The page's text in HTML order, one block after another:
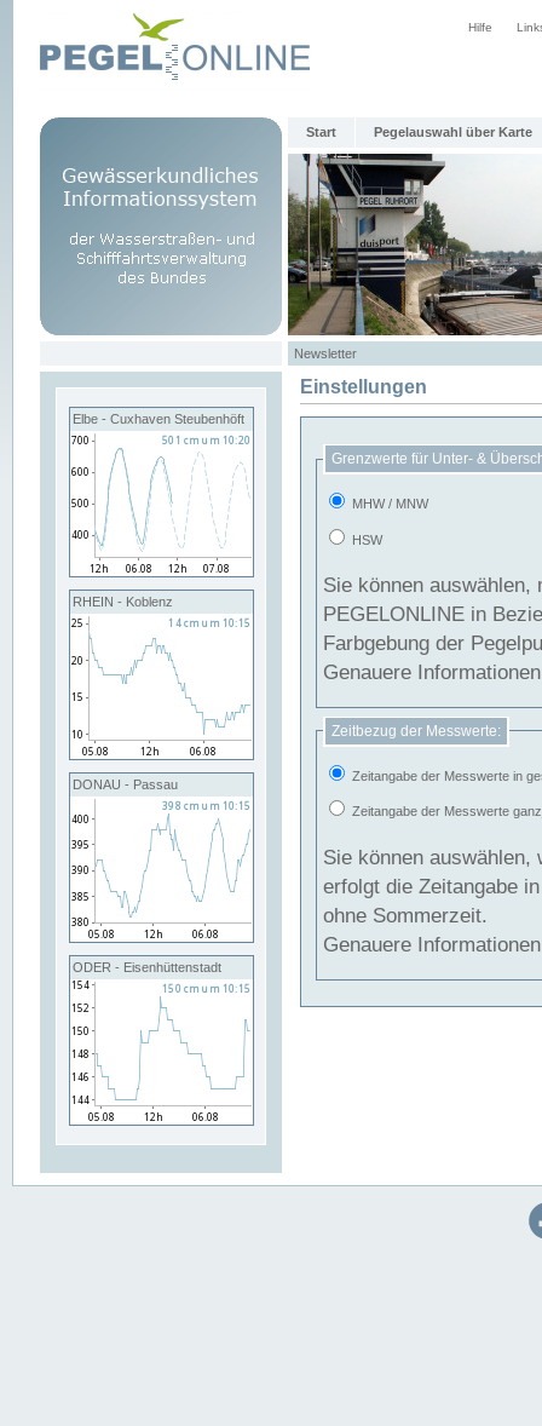
Hilfe
Start Pegelauswahl über Karte
Newsletter
Elbe - Cuxhaven Steubenhöft
RHEIN - Koblenz
DONAU - Passau
ODER - Eisenhüttenstadt
Einstellungen
Grenzwerte für Unter- &
MHW / MNW
HSW
Sie können
PEGELONLINE in Beziehung
Farbgebung der
Genauere
Zeitbezug der Messwerte:
Zeitangabe der Messwerte in
Zeitangabe der Messwerte
Sie können auswählen,
erfolgt die Zeitangabe
ohne Sommerzeit.
Genauere